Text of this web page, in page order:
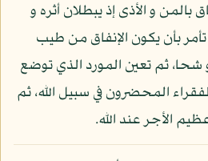
بالمن و الأذى إذ يبطلان أثره و
بأن يكون الإنفاق من طيب
شحا، ثم تعين المورد الذي توضع
المحضرون في سبيل الله، ثم
الأجر عند الله.